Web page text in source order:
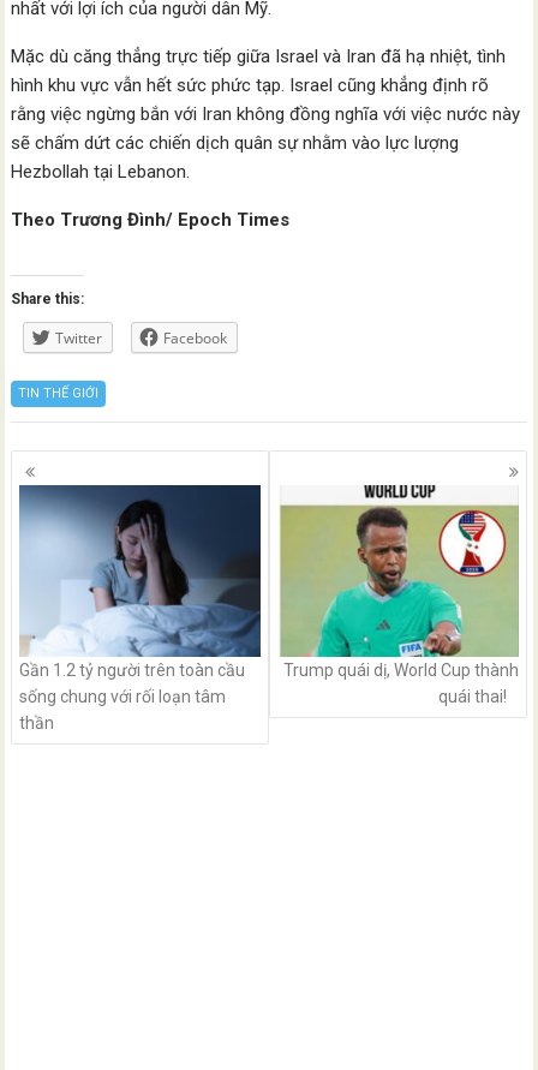
nhất với lợi ích của người dân Mỹ.
Mặc dù căng thẳng trực tiếp giữa Israel và Iran đã hạ nhiệt, tình
hình khu vực vẫn hết sức phức tạp. Israel cũng khẳng định rõ
rằng việc ngừng bắn với Iran không đồng nghĩa với việc nước này
sẽ chấm dứt các chiến dịch quân sự nhằm vào lực lượng
Hezbollah tại Lebanon.
Theo Trương Đình/ Epoch Times
Share this:
Twitter Facebook
TIN THẾ GIỚI
Posts
navigation
Gần 1.2 tỷ người trên toàn cầu
sống chung với rối loạn tâm
thần
Trump quái dị, World Cup thành
quái thai!